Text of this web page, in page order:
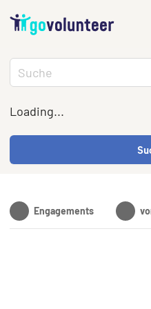
Loading...
Engagements